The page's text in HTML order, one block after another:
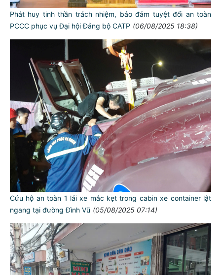
Phát huy tinh thần trách nhiệm, bảo đảm tuyệt đối an toàn
PCCC phục vụ Đại hội Đảng bộ CATP (06/08/2025 18:38)
Cứu hộ an toàn 1 lái xe mắc kẹt trong cabin xe container lật
ngang tại đường Đình Vũ (05/08/2025 07:14)